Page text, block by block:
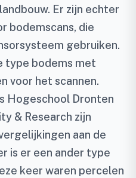
Er zijn echter
bodemscans, die
gebruiken.
type bodems met
voor het scannen.
Hogeschool Dronten
& Research zijn
aan de
is er een ander type
keer waren percelen